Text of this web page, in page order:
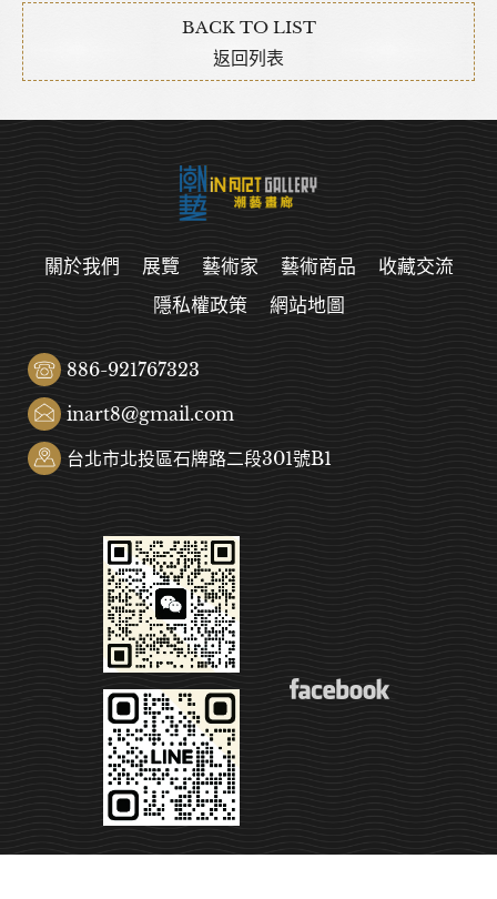
BACK TO LIST
返回列表
關於我們 展覽 藝術家 藝術商品
收藏交流
隱私權政策
網站地圖
886-921767323
inart8@gmail.com
台北市北投區石牌路二段301號B1